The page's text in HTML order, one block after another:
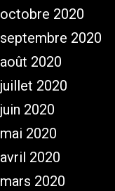
octobre 2020
septembre 2020
août 2020
juillet 2020
juin 2020
mai 2020
avril 2020
mars 2020